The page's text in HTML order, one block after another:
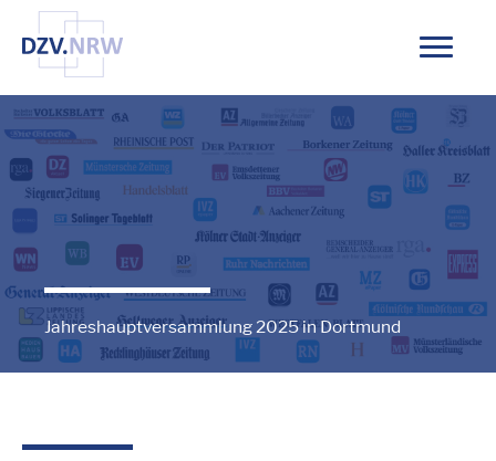
Inhalt
springen
Jahreshauptversammlung 2025 in Dortmund